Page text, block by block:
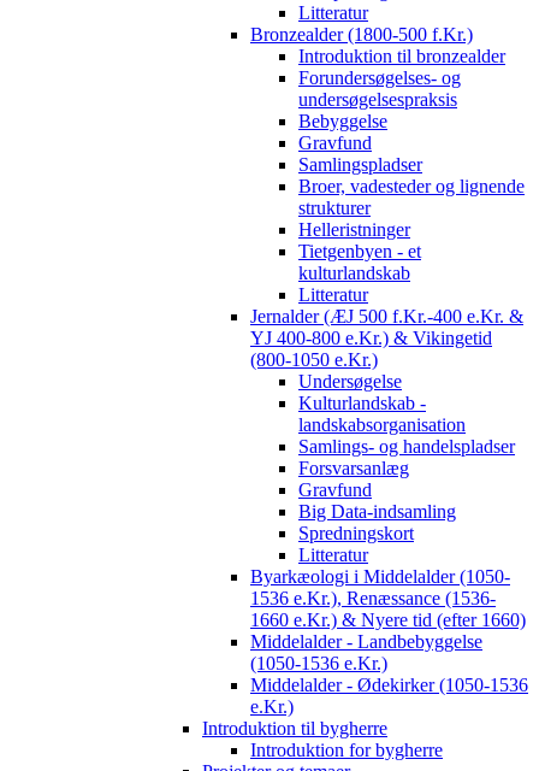
Litteratur
Bronzealder (1800-500 f.Kr.)
Introduktion til bronzealder
Forundersøgelses- og
undersøgelsespraksis
Bebyggelse
Gravfund
Samlingspladser
Broer, vadesteder og lignende
strukturer
Helleristninger
Tietgenbyen - et
kulturlandskab
Litteratur
Jernalder (ÆJ 500 f.Kr.-400 e.Kr. &
YJ 400-800 e.Kr.) & Vikingetid
(800-1050 e.Kr.)
Undersøgelse
Kulturlandskab -
landskabsorganisation
Samlings- og handelspladser
Forsvarsanlæg
Gravfund
Big Data-indsamling
Spredningskort
Litteratur
Byarkæologi i Middelalder (1050-
1536 e.Kr.), Renæssance (1536-
1660 e.Kr.) & Nyere tid (efter 1660)
Middelalder - Landbebyggelse
(1050-1536 e.Kr.)
Middelalder - Ødekirker (1050-1536
e.Kr.)
Introduktion til bygherre
Introduktion for bygherre